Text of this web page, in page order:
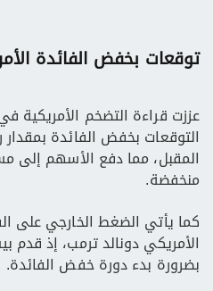
توقعات بخفض الفائدة
عززت قراءة التضخم
التوقعات بخفض الفائدة
المقبل، مما دفع الأسهم إلى
منخفضة.
كما يأتي الضغط الخارجي على
الأمريكي دونالد ترمب، إذ
بضرورة بدء دورة خفض الفائدة.